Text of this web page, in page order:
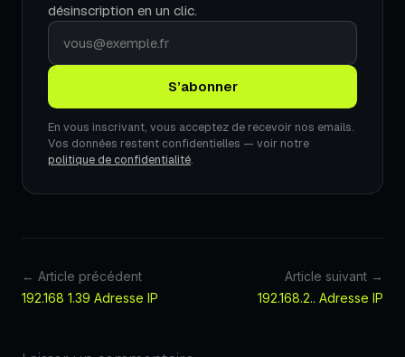
désinscription en un clic.
Votre
adresse
e-
S’abonner
En vous inscrivant, vous acceptez de recevoir nos emails.
Vos données restent confidentielles — voir notre
politique de confidentialité.
← Article précédent
192.168 1.39 Adresse IP
Article suivant →
192.168.2.. Adresse IP